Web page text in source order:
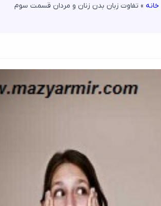
خانه » تفاوت زبان بدن زنان و مردان قسمت سوم